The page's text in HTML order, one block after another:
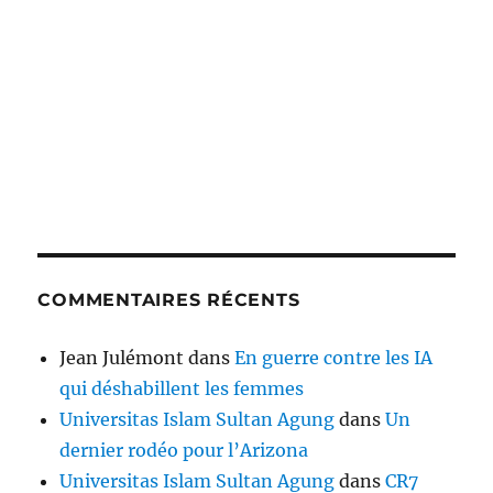
COMMENTAIRES RÉCENTS
Jean Julémont dansEn guerre contre les IA
qui déshabillent les femmes
Universitas Islam Sultan Agung dansUn
dernier rodéo pour l’Arizona
Universitas Islam Sultan Agung dansCR7